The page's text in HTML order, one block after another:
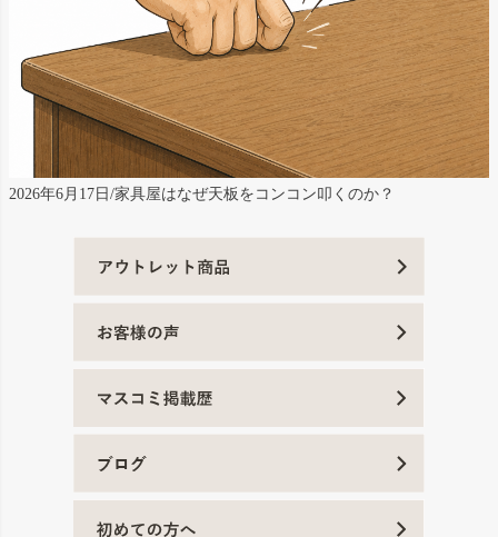
2026年6月17日/家具屋はなぜ天板をコンコン叩くのか？